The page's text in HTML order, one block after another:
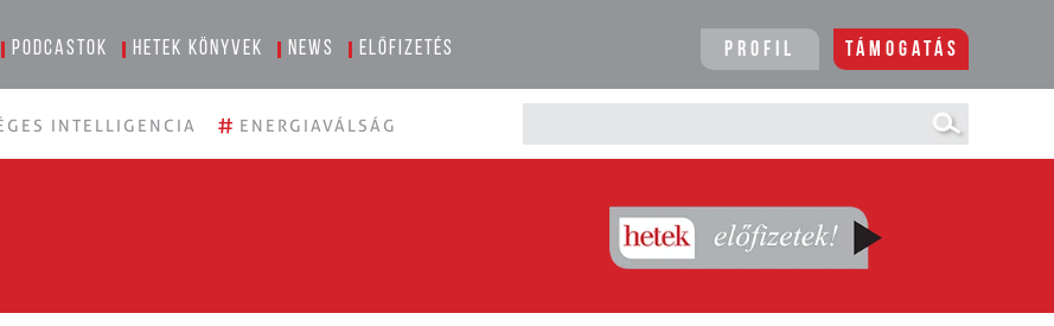
Podcastok Hetek könyvek News Előfizetés Profil Támogatás
INTELLIGENCIA # ENERGIAVÁLSÁG